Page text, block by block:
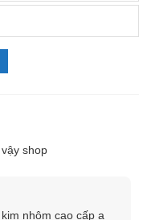
hiển vi cầm tay kỹ
và trường quan sát
shop
nhôm cao cấp ạ